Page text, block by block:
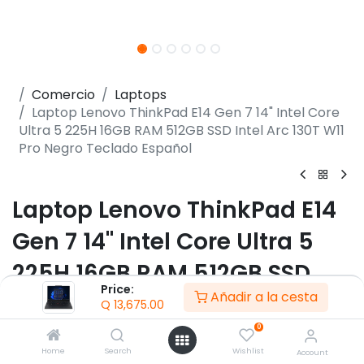
Price:
Q 13,675.00 Añadir a la cesta
Home Search
0
Wishlist Account
Comercio
Laptops
Laptop Lenovo ThinkPad E14 Gen 7 14" Intel Core
Ultra 5 225H 16GB RAM 512GB SSD Intel Arc 130T W11
Pro Negro Teclado Español
Laptop Lenovo ThinkPad E14
Gen 7 14" Intel Core Ultra 5
225H 16GB RAM 512GB SSD
Intel Arc 130T W11 Pro Negro
Teclado Español